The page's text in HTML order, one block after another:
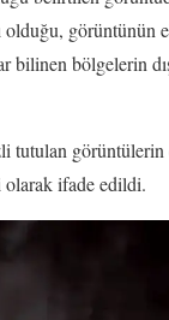
olduğu, görüntünün
bilinen bölgelerin
tutulan
ifade edildi.